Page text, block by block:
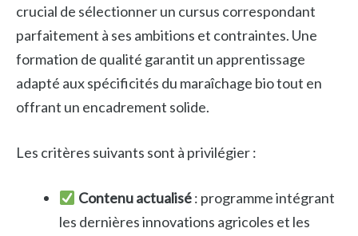
crucial de sélectionner un cursus correspondant
parfaitement à ses ambitions et contraintes. Une
formation de qualité garantit un apprentissage
adapté aux spécificités du maraîchage bio tout en
offrant un encadrement solide.
Les critères suivants sont à privilégier :
Contenu actualisé: programme intégrant
les dernières innovations agricoles et les